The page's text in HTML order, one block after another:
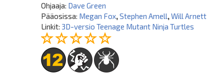
Ohjaaja: Dave Green
Pääosissa: Megan Fox,Stephen Amell ,Will Arnett
Linkit: 3D-versio Teenage Mutant Ninja Turtles